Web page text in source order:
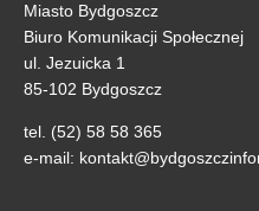
Miasto Bydgoszcz
Biuro Komunikacji Społecznej
ul. Jezuicka 1
85-102 Bydgoszcz
tel. (52) 58 58 365
e-mail: